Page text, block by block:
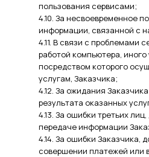
пользования сервисами;
4.10. За несвоевременное
информации, связанной с
4.11. В связи с проблемами
работой компьютера, иного
посредством которого
услугам, Заказчика;
4.12. За ожидания
результата оказанных
4.13. За ошибки третьих
передаче информации
4.14. За ошибки Заказчика,
совершении платежей или